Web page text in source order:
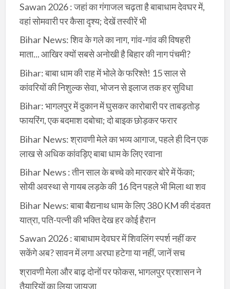
Sawan 2026 : जहां का गंगाजल चढ़ता है बाबाधाम देवघर में,
वहां सोमवारी पर कैसा दृश्य; देखें तस्वीरें भी
Bihar News: शिव के गले का नाग, गांव-गांव की विषहरी
माता... आखिर क्यों सबसे अनोखी है बिहार की नाग पंचमी?
Bihar: बाबा धाम की राह में भोले के फरिश्ते! 15 साल से
कांवरियों की निशुल्क सेवा, भोजन से इलाज तक हर सुविधा
Bihar: भागलपुर में दुकान में घुसकर कारोबारी पर ताबड़तोड़
फायरिंग, एक बदमाश दबोचा; दो बाइक छोड़कर फरार
Bihar News: श्रावणी मेले का भव्य आगाज, पहले ही दिन एक
लाख से अधिक कांवड़िए बाबा धाम के लिए रवाना
Bihar News : तीन साल के बच्चे को मारकर बोरे में फेंका;
सोयी अवस्था से गायब लड़के की 16 दिन पहले भी मिला था शव
Bihar News: बाबा बैद्यनाथ धाम के लिए 380 KM की दंडवत
यात्रा, पति-पत्नी की भक्ति देख हर कोई हैरान
Sawan 2026 : बाबाधाम देवघर में शिवलिंग स्पर्श नहीं कर
सकेंगे अब? सावन में लगा अरघा हटेगा या नहीं, जानें सच
श्रावणी मेला और बाढ़ दोनों पर फोकस, भागलपुर प्रशासन ने
तैयारियों का लिया जायजा